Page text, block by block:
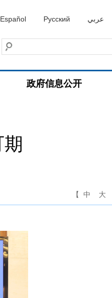
Español Русский عربي
政府信息公开
【 中 大